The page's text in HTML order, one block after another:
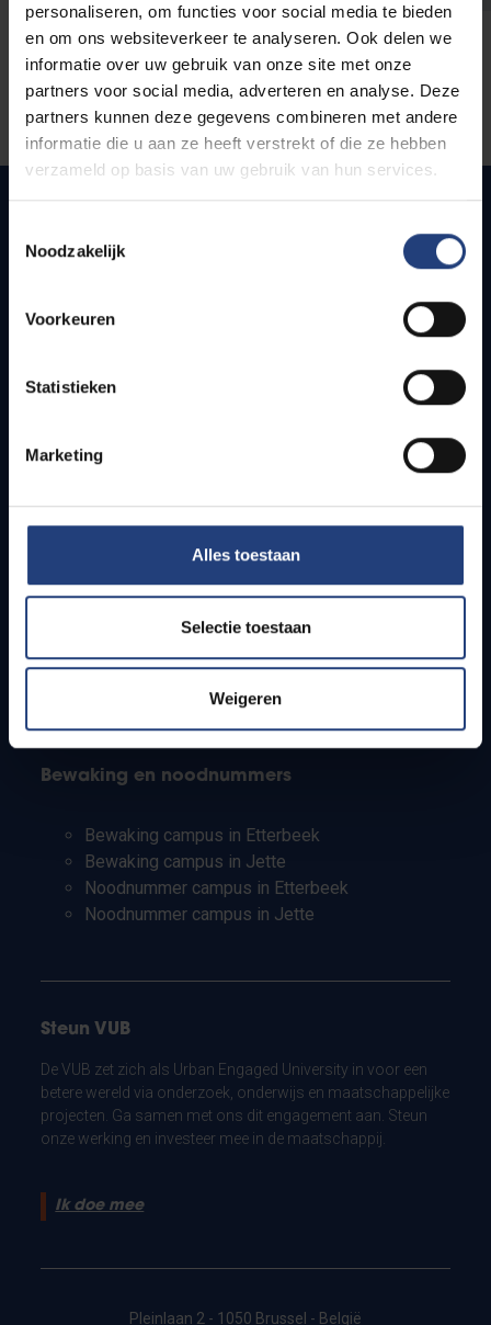
personaliseren, om functies voor social media te bieden
en om ons websiteverkeer te analyseren. Ook delen we
informatie over uw gebruik van onze site met onze
partners voor social media, adverteren en analyse. Deze
partners kunnen deze gegevens combineren met andere
informatie die u aan ze heeft verstrekt of die ze hebben
verzameld op basis van uw gebruik van hun services.
Noodzakelijk
Voorkeuren
Statistieken
Marketing
Alles toestaan
Selectie toestaan
Weigeren
Snel naar
Bereikbaarheid
Studenten
PhD-studenten
Leerkrachten en secundaire scholen
Bewaking en noodnummers
Bewaking campus in Etterbeek
Bewaking campus in Jette
Noodnummer campus in Etterbeek
Noodnummer campus in Jette
Steun VUB
De VUB zet zich als Urban Engaged University in voor een
betere wereld via onderzoek, onderwijs en maatschappelijke
projecten. Ga samen met ons dit engagement aan. Steun
onze werking en investeer mee in de maatschappij.
Ik doe mee
Pleinlaan 2 - 1050 Brussel - België